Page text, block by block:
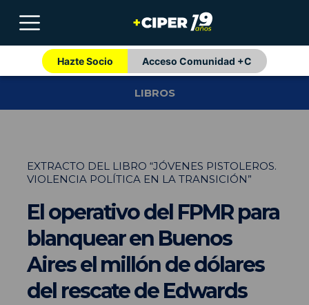
Hazte Socio Acceso Comunidad +C
LIBROS
EXTRACTO DEL LIBRO “JÓVENES PISTOLEROS.
VIOLENCIA POLÍTICA EN LA TRANSICIÓN”
El operativo del FPMR para
blanquear en Buenos
Aires el millón de dólares
del rescate de Edwards